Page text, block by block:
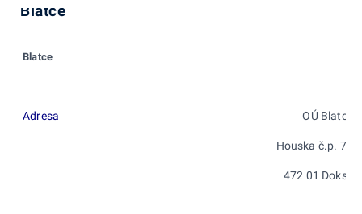
Blatce
Blatce
Adresa OÚ Blatce
Houska č.p. 79
472 01 Doksy